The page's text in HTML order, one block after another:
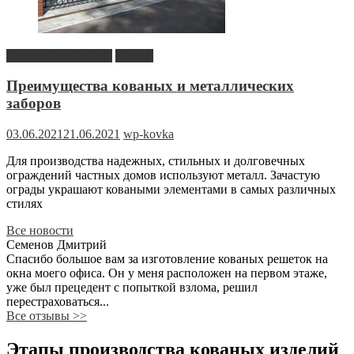
Преимущества кованых и металлических
заборов
03.06.2021 21.06.2021 wp-kovka
Для производства надежных, стильных и долговечных
ограждений частных домов используют металл. Зачастую
ограды украшают коваными элементами в самых различных
стилях
Все новости
Семенов Дмитрий
Спасибо большое вам за изготовление кованых решеток на
окна моего офиса. Он у меня расположен на первом этаже,
уже был прецедент с попыткой взлома, решил
перестраховаться...
Все отзывы >>
Этапы производства кованых изделий